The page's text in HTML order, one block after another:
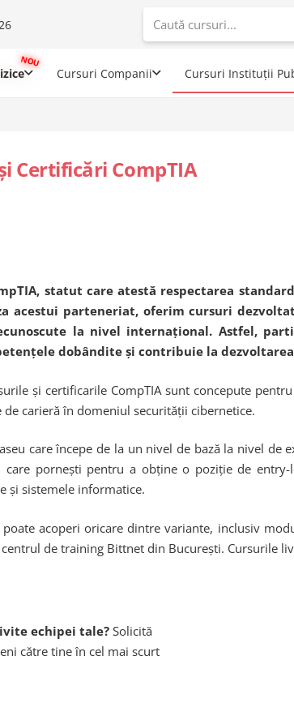
Cursuri Companii Cursuri Instituții
Certificări CompTIA
statut care atestă respectarea
acestui parteneriat, oferim cursuri
la nivel internațional. Astfel,
dobândite și contribuie la
și certificarile CompTIA sunt concepute
carieră în domeniul securității cibernetice.
care începe de la un nivel de bază la nivel
care pornești pentru a obține o poziție de
și sistemele informatice.
acoperi oricare dintre variante, inclusiv
de training Bittnet din București. Cursurile
echipei tale? Solicită
către tine în cel mai scurt